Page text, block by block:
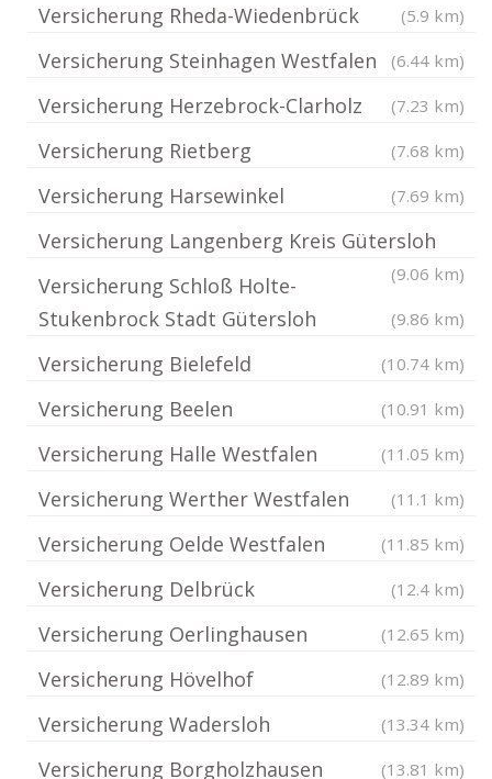
Versicherung Rheda-Wiedenbrück (5.9 km)
Versicherung Steinhagen Westfalen (6.44 km)
Versicherung Herzebrock-Clarholz (7.23 km)
Versicherung Rietberg (7.68 km)
Versicherung Harsewinkel (7.69 km)
Versicherung Langenberg Kreis Gütersloh
(9.06 km)
Versicherung Schloß Holte-
Stukenbrock Stadt Gütersloh
(9.86 km)
Versicherung Bielefeld (10.74 km)
Versicherung Beelen (10.91 km)
Versicherung Halle Westfalen (11.05 km)
Versicherung Werther Westfalen (11.1 km)
Versicherung Oelde Westfalen (11.85 km)
Versicherung Delbrück (12.4 km)
Versicherung Oerlinghausen (12.65 km)
Versicherung Hövelhof (12.89 km)
Versicherung Wadersloh (13.34 km)
Versicherung Borgholzhausen (13.81 km)